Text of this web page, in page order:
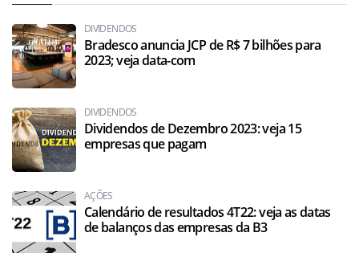
DIVIDENDOS
Bradesco anuncia JCP de R$ 7 bilhões para
2023; veja data-com
DIVIDENDOS
Dividendos de Dezembro 2023: veja 15
empresas que pagam
AÇÕES
Calendário de resultados 4T22: veja as datas
de balanços das empresas da B3